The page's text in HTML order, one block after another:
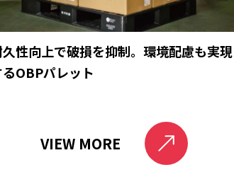
性向上で破損を抑制。環境配慮も実現
るOBPパレット
VIEW MORE